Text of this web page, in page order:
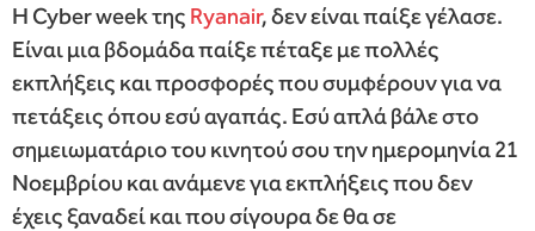
Η Cyber week της Ryanair, δεν είναι παίξε γέλασε.
Είναι μια βδομάδα παίξε πέταξε με πολλές
εκπλήξεις και προσφορές που συμφέρουν για να
πετάξεις όπου εσύ αγαπάς. Εσύ απλά βάλε στο
σημειωματάριο του κινητού σου την ημερομηνία 21
Νοεμβρίου και ανάμενε για εκπλήξεις που δεν
έχεις ξαναδεί και που σίγουρα δε θα σε